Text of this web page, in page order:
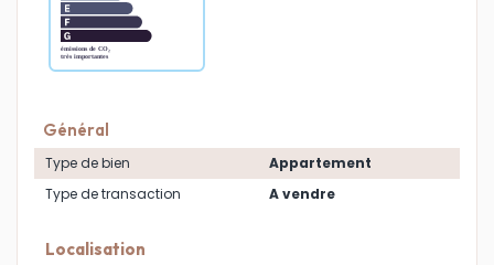
Général
Type de bien
Appartement
Type de transaction
A vendre
Localisation